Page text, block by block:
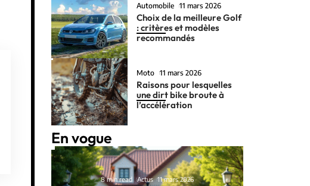
Automobile 11 mars 2026
Choix de la meilleure Golf
: critères et modèles
recommandés
Moto 11 mars 2026
Raisons pour lesquelles
une dirt bike broute à
l’accélération
En vogue
8 min read Actus 11 mars 2026